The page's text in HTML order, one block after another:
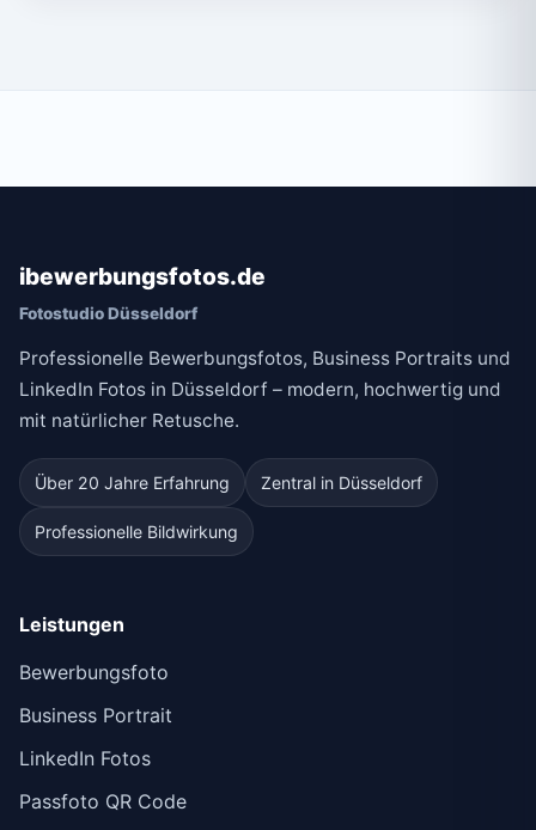
ibewerbungsfotos.de
Fotostudio Düsseldorf
Professionelle Bewerbungsfotos, Business Portraits und
LinkedIn Fotos in Düsseldorf – modern, hochwertig und
mit natürlicher Retusche.
Über 20 Jahre Erfahrung Zentral in Düsseldorf
Professionelle Bildwirkung
Leistungen
Bewerbungsfoto
Business Portrait
LinkedIn Fotos
Passfoto QR Code